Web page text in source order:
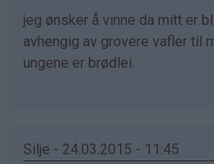
jeg ønsker å vinne da mitt er
avhengig av grovere vafler til
ungene er brødlei.
Silje - 24.03.2015 - 11:45